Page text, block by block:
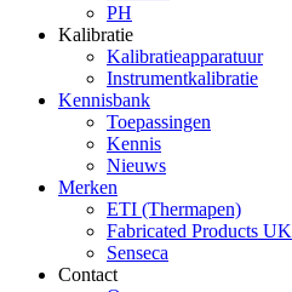
PH
Kalibratie
Kalibratieapparatuur
Instrumentkalibratie
Kennisbank
Toepassingen
Kennis
Nieuws
Merken
ETI (Thermapen)
Fabricated Products UK
Senseca
Contact